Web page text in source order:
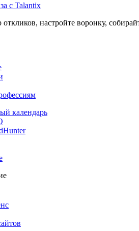
с Talantix
настройте воронку,
календарь